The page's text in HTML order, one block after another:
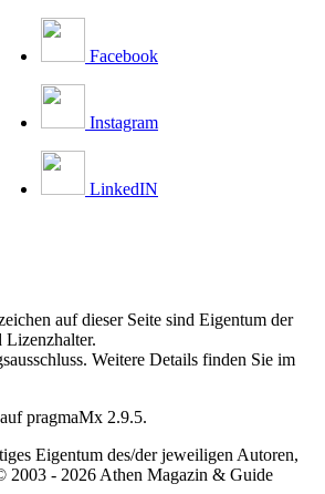
Facebook
Instagram
LinkedIN
auf dieser Seite sind Eigentum der
Lizenzhalter.
Weitere Details finden Sie im
pragmaMx 2.9.5.
Eigentum des/der jeweiligen Autoren,
2003 - 2026 Athen Magazin & Guide